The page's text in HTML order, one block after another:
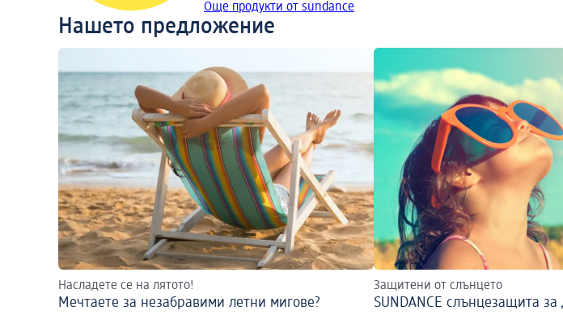
Още продукти от sundance
Нашето предложение
Насладете се на лятото!
Мечтаете за незабравими летни мигове?
Защитени от слънцето
SUNDANCE слънцезащита за